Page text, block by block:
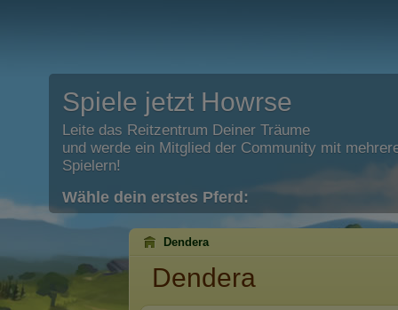
Spiele jetzt Howrse
Leite das Reitzentrum Deiner Träume
und werde ein Mitglied der Community mit
Spielern!
Wähle dein erstes Pferd:
Dendera
Dendera